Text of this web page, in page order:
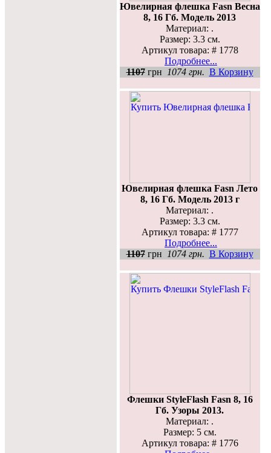
Ювелирная флешка Fasn Весна
8, 16 Гб. Модель 2013
Материал: .
Размер: 3.3 см.
Артикул товара: # 1778
Подробнее...
1107грн 1074 грн. В Корзину
Ювелирная флешка Fasn Лето
8, 16 Гб. Модель 2013 г
Материал: .
Размер: 3.3 см.
Артикул товара: # 1777
Подробнее...
1107грн 1074 грн. В Корзину
Флешки StyleFlash Fasn 8, 16
Гб. Узоры 2013.
Материал: .
Размер: 5 см.
Артикул товара: # 1776